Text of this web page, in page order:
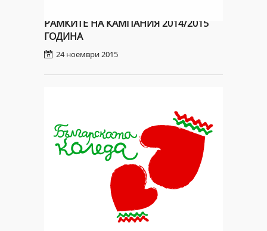
РАМКИТЕ НА КАМПАНИЯ 2014/2015
ГОДИНА
24 ноември 2015
Обява за набиране на оферти за